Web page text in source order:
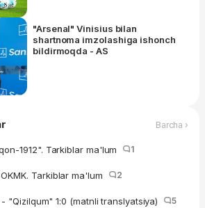
"Arsenal" Vinisius bilan
shartnoma imzolashiga ishonch
bildirmoqda - AS
Barcha ›
1912". Tarkiblar ma'lum 1
Tarkiblar ma'lum 2
"Qizilqum" 1:0 (matnli translyatsiya) 5